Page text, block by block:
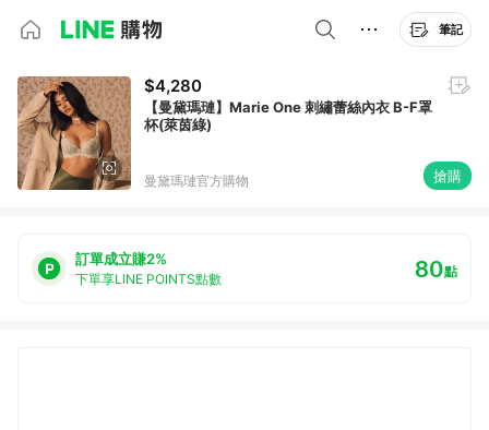
筆記
$4,280
【曼黛瑪璉】Marie One 刺繡蕾絲內衣 B-F罩
杯(萊茵綠)
曼黛瑪璉官方購物 搶購
訂單成立賺2%
下單享LINE POINTS點數 80點